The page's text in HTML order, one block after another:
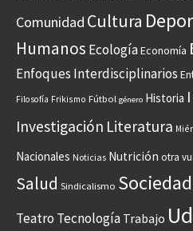
Comunidad Cultura
Humanos EcologíaEconomía
Enfoques Interdisciplinarios
Filosofía Frikismo Fútbol género Historia
Investigación Literatura
Nacionales Noticias Nutrición otra
Salud Sindicalismo Sociedad
Teatro Tecnología Trabajo